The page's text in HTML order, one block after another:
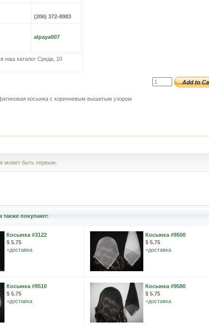
(206) 372-8983
alpaya007
наш каталог Среда, 10
косынка с коричневым вышитым узором
может быть первым.
покупают:
Косынка #3122
$ 5.75
+доставка
Косынка #9500
$ 5.75
+доставка
Косынка #9510
$ 5.75
+доставка
Косынка #9580
$ 5.75
+доставка